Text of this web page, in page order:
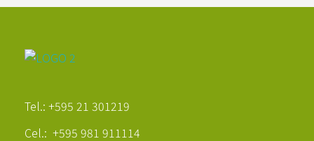
Tel.: +595 21 301219
Cel.: +595 981 911114